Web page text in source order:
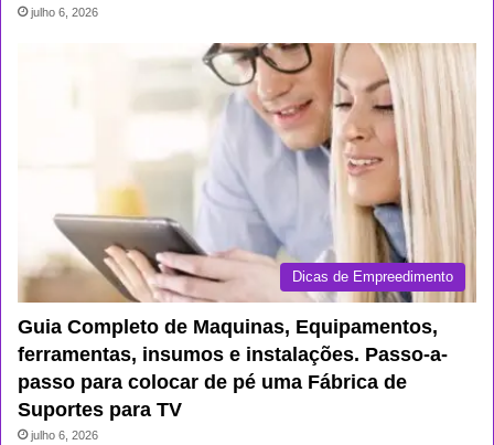
julho 6, 2026
Dicas de Empreedimento
Guia Completo de Maquinas, Equipamentos,
ferramentas, insumos e instalações. Passo-a-
passo para colocar de pé uma Fábrica de
Suportes para TV
julho 6, 2026